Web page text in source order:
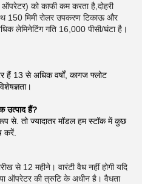
को काफी कम करता है,दोहरी
150 मिमी रोलर उपकरण टिकाऊ और
लेमिनेटिंग गति 16,000 पीसी/घंटा है।
हैं 13 से अधिक वर्षों, कागज फ्लोट
उत्पाद हैं?
से. तो ज्यादातर मॉडल हम स्टॉक में कुछ
करें.
से 12 महीने। वारंटी वैध नहीं होगी यदि
ऑपरेटर की त्रुटि के अधीन है। वैधता